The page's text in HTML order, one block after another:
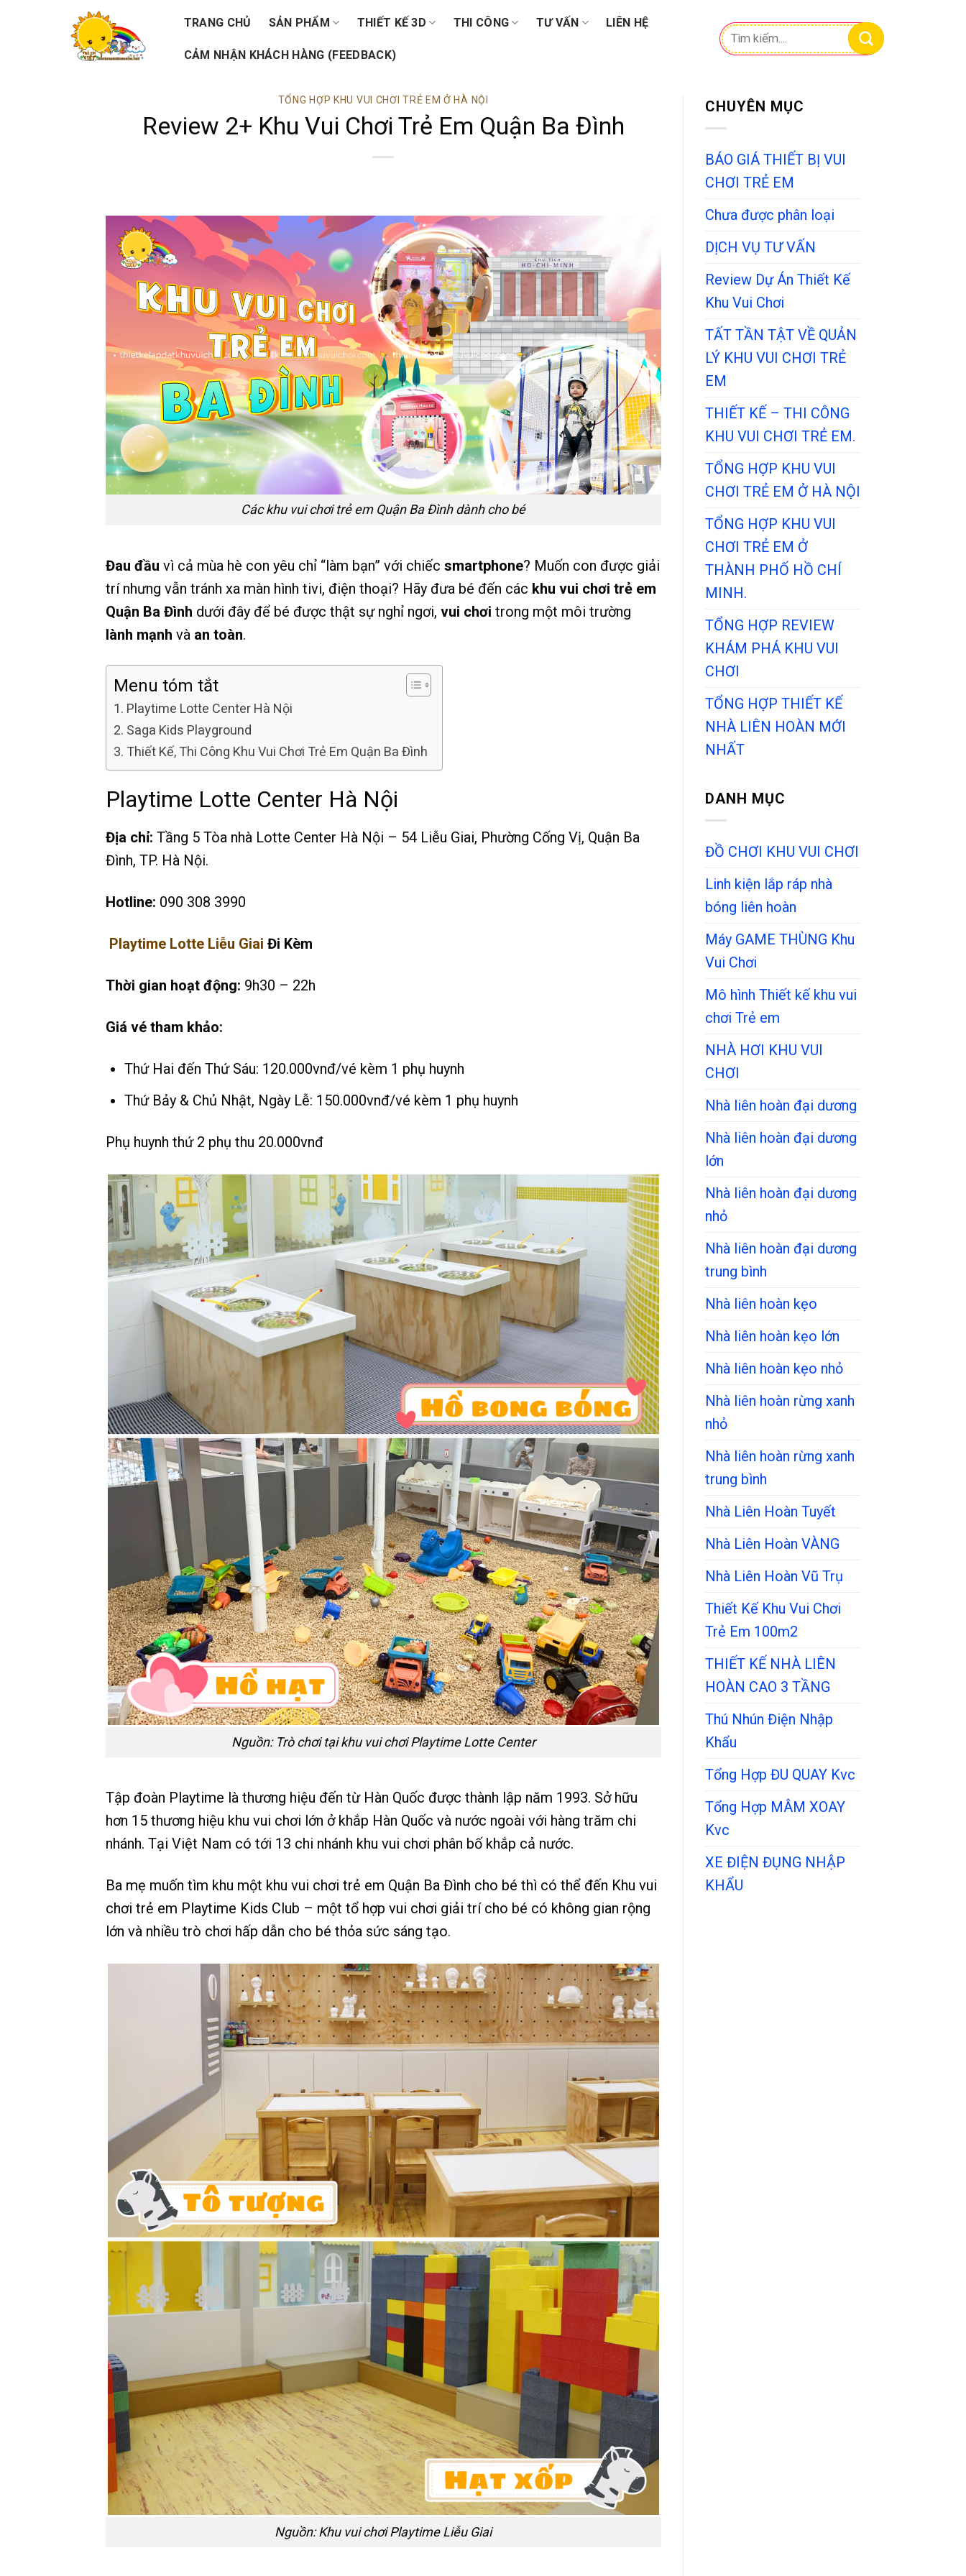
TRANG CHỦ SẢN PHẨM THIẾT KẾ 3D THI CÔNG TƯ VẤN LIÊN HỆ
CẢM NHẬN KHÁCH HÀNG (FEEDBACK)
Tìm
kiếm:
TỔNG HỢP KHU VUI CHƠI TRẺ EM Ở HÀ NỘI
Review 2+ Khu Vui Chơi Trẻ Em Quận Ba Đình
Các khu vui chơi trẻ em Quận Ba Đình dành cho bé
Đau đầu vì cả mùa hè con yêu chỉ “làm bạn” với chiếc smartphone? Muốn con được giải
trí nhưng vẫn tránh xa màn hình tivi, điện thoại? Hãy đưa bé đến các khu vui chơi trẻ em
Quận Ba Đình dưới đây để bé được thật sự nghỉ ngơi, vui chơi trong một môi trường
lành mạnh và an toàn.
Menu tóm tắt
Playtime Lotte Center Hà Nội
Saga Kids Playground
Thiết Kế, Thi Công Khu Vui Chơi Trẻ Em Quận Ba Đình
Playtime Lotte Center Hà Nội
Địa chỉ: Tầng 5 Tòa nhà Lotte Center Hà Nội – 54 Liễu Giai, Phường Cống Vị, Quận Ba
Đình, TP. Hà Nội.
Hotline: 090 308 3990
Playtime Lotte Liễu Giai Đi Kèm
Thời gian hoạt động: 9h30 – 22h
Giá vé tham khảo:
Thứ Hai đến Thứ Sáu: 120.000vnđ/vé kèm 1 phụ huynh
Thứ Bảy & Chủ Nhật, Ngày Lễ: 150.000vnđ/vé kèm 1 phụ huynh
Phụ huynh thứ 2 phụ thu 20.000vnđ
Nguồn: Trò chơi tại khu vui chơi Playtime Lotte Center
Tập đoàn Playtime là thương hiệu đến từ Hàn Quốc được thành lập năm 1993. Sở hữu
hơn 15 thương hiệu khu vui chơi lớn ở khắp Hàn Quốc và nước ngoài với hàng trăm chi
nhánh. Tại Việt Nam có tới 13 chi nhánh khu vui chơi phân bố khắp cả nước.
Ba mẹ muốn tìm khu một khu vui chơi trẻ em Quận Ba Đình cho bé thì có thể đến Khu vui
chơi trẻ em Playtime Kids Club – một tổ hợp vui chơi giải trí cho bé có không gian rộng
lớn và nhiều trò chơi hấp dẫn cho bé thỏa sức sáng tạo.
Nguồn: Khu vui chơi Playtime Liễu Giai
CHUYÊN MỤC
BÁO GIÁ THIẾT BỊ VUI
CHƠI TRẺ EM
Chưa được phân loại
DỊCH VỤ TƯ VẤN
Review Dự Án Thiết Kế
Khu Vui Chơi
TẤT TẦN TẬT VỀ QUẢN
LÝ KHU VUI CHƠI TRẺ
EM
THIẾT KẾ – THI CÔNG
KHU VUI CHƠI TRẺ EM.
TỔNG HỢP KHU VUI
CHƠI TRẺ EM Ở HÀ NỘI
TỔNG HỢP KHU VUI
CHƠI TRẺ EM Ở
THÀNH PHỐ HỒ CHÍ
MINH.
TỔNG HỢP REVIEW
KHÁM PHÁ KHU VUI
CHƠI
TỔNG HỢP THIẾT KẾ
NHÀ LIÊN HOÀN MỚI
NHẤT
DANH MỤC
ĐỒ CHƠI KHU VUI CHƠI
Linh kiện lắp ráp nhà
bóng liên hoàn
Máy GAME THÙNG Khu
Vui Chơi
Mô hình Thiết kế khu vui
chơi Trẻ em
NHÀ HƠI KHU VUI
CHƠI
Nhà liên hoàn đại dương
Nhà liên hoàn đại dương
lớn
Nhà liên hoàn đại dương
nhỏ
Nhà liên hoàn đại dương
trung bình
Nhà liên hoàn kẹo
Nhà liên hoàn kẹo lớn
Nhà liên hoàn kẹo nhỏ
Nhà liên hoàn rừng xanh
nhỏ
Nhà liên hoàn rừng xanh
trung bình
Nhà Liên Hoàn Tuyết
Nhà Liên Hoàn VÀNG
Nhà Liên Hoàn Vũ Trụ
Thiết Kế Khu Vui Chơi
Trẻ Em 100m2
THIẾT KẾ NHÀ LIÊN
HOÀN CAO 3 TẦNG
Thú Nhún Điện Nhập
Khẩu
Tổng Hợp ĐU QUAY Kvc
Tổng Hợp MÂM XOAY
Kvc
XE ĐIỆN ĐỤNG NHẬP
KHẨU